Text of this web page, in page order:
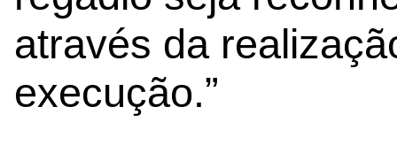
através da
execução.”